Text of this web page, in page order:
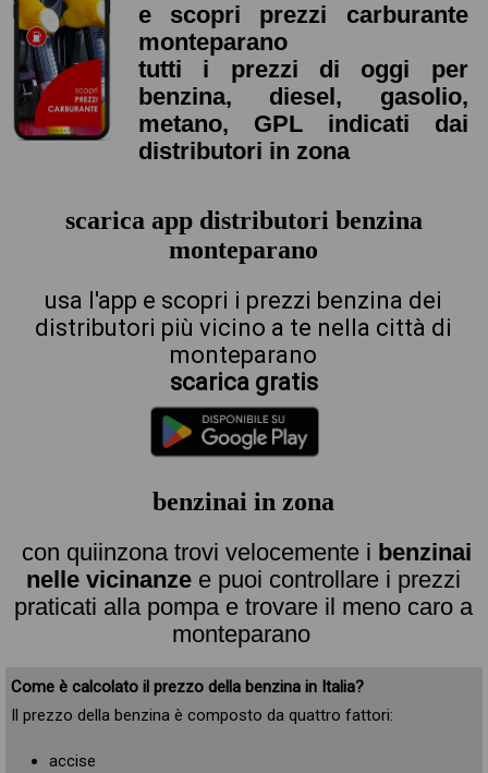
e scopri prezzi carburante
monteparano
tutti i prezzi di oggi per
benzina, diesel, gasolio,
metano, GPL indicati dai
distributori in zona
scarica app distributori benzina
monteparano
usa l'app e scopri i prezzi benzina dei
distributori più vicino a te nella città di
monteparano
scarica gratis
benzinai in zona
con quiinzona trovi velocemente i benzinai
nelle vicinanze e puoi controllare i prezzi
praticati alla pompa e trovare il meno caro a
monteparano
Come è calcolato il prezzo della benzina in Italia?
Il prezzo della benzina è composto da quattro fattori:
accise